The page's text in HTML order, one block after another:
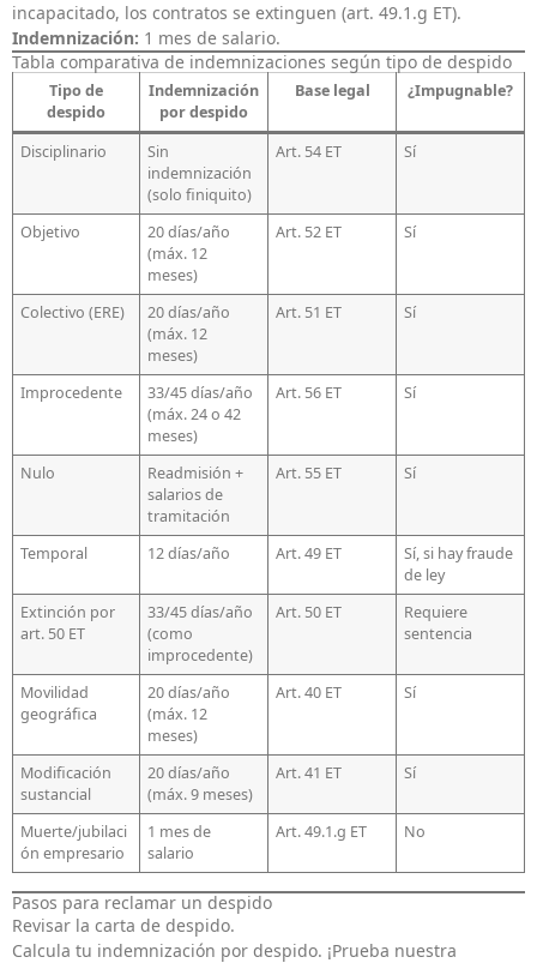
incapacitado, los contratos se extinguen (art. 49.1.g ET).
Indemnización: 1 mes de salario.
Tabla comparativa de indemnizaciones según tipo de despido
Tipo de
despido
Indemnización
por despido
Base legal ¿Impugnable?
Disciplinario
Sin
indemnización
(solo finiquito)
Art. 54 ET Sí
Objetivo
20 días/año
(máx. 12
meses)
Art. 52 ET Sí
Colectivo (ERE)
20 días/año
(máx. 12
meses)
Art. 51 ET Sí
Improcedente
33/45 días/año
(máx. 24 o 42
meses)
Art. 56 ET Sí
Nulo
Readmisión +
salarios de
tramitación
Art. 55 ET Sí
Temporal 12 días/año Art. 49 ET
Sí, si hay fraude
de ley
Extinción por
art. 50 ET
33/45 días/año
(como
improcedente)
Art. 50 ET
Requiere
sentencia
Movilidad
geográfica
20 días/año
(máx. 12
meses)
Art. 40 ET Sí
Modificación
sustancial
20 días/año
(máx. 9 meses)
Art. 41 ET Sí
Muerte/jubilaci
ón empresario
1 mes de
salario
Art. 49.1.g ET No
Pasos para reclamar un despido
Revisar la carta de despido.
Calcula tu indemnización por despido. ¡Prueba nuestra